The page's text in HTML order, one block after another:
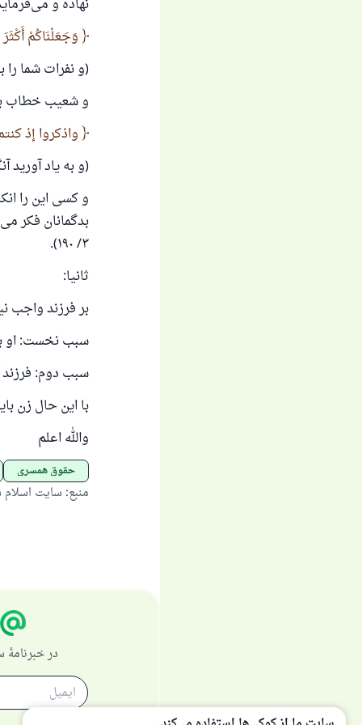
نهاده و
وَجَعَلْنَاكُمْ أَكْثَرَ
(و نفرات شما را
و شعیب خطاب
واذكروا إذ
(و به یاد آورید
و کسی این را
بدگمانان فکر
۳/ ۱۹۰).
ثانیا:
بر فرزند واجب
سبب نخست: او
سبب دوم:
با این حال زن
والله اعلم
حقوق همسری
منبع: سایت
در